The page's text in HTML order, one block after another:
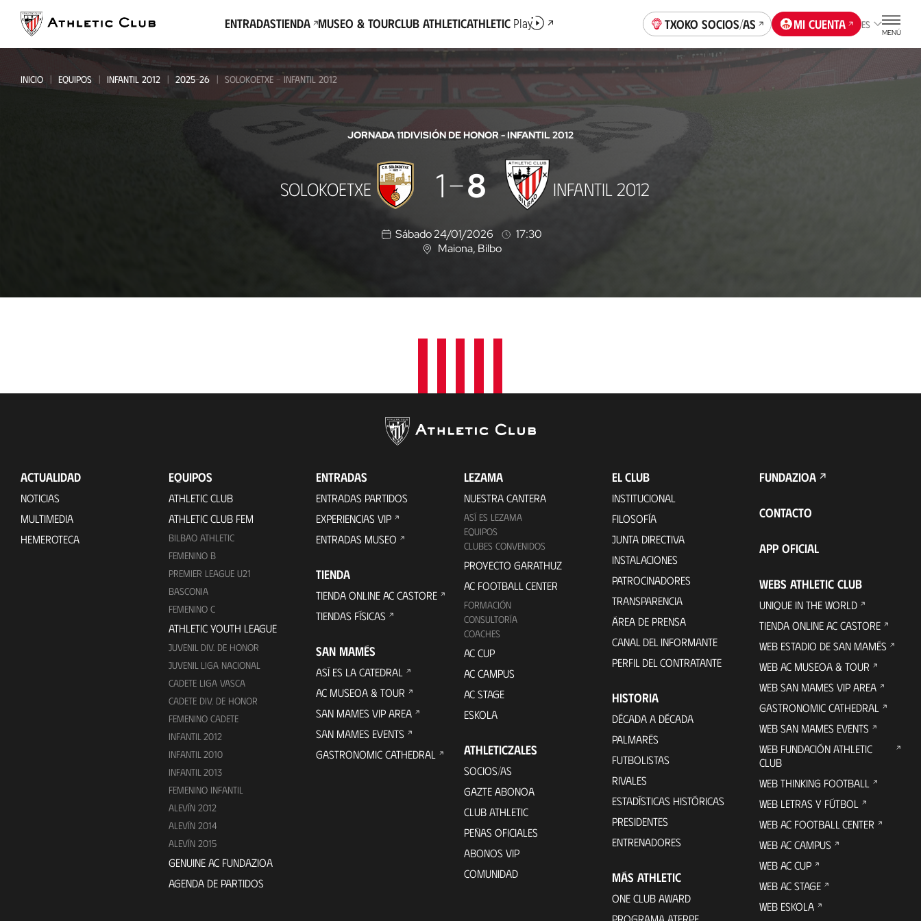
contenido
principal
EntradasTienda Museo & TourClub AthleticAthletic Play Txoko socios/as Mi cuenta ES
MENÚ
INICIO EQUIPOS INFANTIL 2012 2025-26 SOLOKOETXE - INFANTIL 2012
JORNADA 11DIVISIÓN DE HONOR - INFANTIL 2012
SOLOKOETXE 1 8 INFANTIL 2012
Sábado 24/01/2026
17:30
U
c
i
Maiona, Bilbo
ACTUALIDAD
NOTICIAS
MULTIMEDIA
HEMEROTECA
EQUIPOS
ATHLETIC CLUB
ATHLETIC CLUB FEM
BILBAO ATHLETIC
FEMENINO B
PREMIER LEAGUE U21
BASCONIA
FEMENINO C
ATHLETIC YOUTH LEAGUE
JUVENIL DIV. DE HONOR
JUVENIL LIGA NACIONAL
CADETE LIGA VASCA
CADETE DIV. DE HONOR
FEMENINO CADETE
INFANTIL 2012
INFANTIL 2010
INFANTIL 2013
FEMENINO INFANTIL
ALEVÍN 2012
ALEVÍN 2014
ALEVÍN 2015
GENUINE AC FUNDAZIOA
AGENDA DE PARTIDOS
ENTRADAS
ENTRADAS PARTIDOS
EXPERIENCIAS VIP
ENTRADAS MUSEO
TIENDA
TIENDA ONLINE AC CASTORE
TIENDAS FÍSICAS
SAN MAMÉS
ASÍ ES LA CATEDRAL
AC MUSEOA & TOUR
SAN MAMES VIP AREA
SAN MAMES EVENTS
GASTRONOMIC CATHEDRAL
LEZAMA
NUESTRA CANTERA
ASÍ ES LEZAMA
EQUIPOS
CLUBES CONVENIDOS
PROYECTO GARATHUZ
AC FOOTBALL CENTER
FORMACIÓN
CONSULTORÍA
COACHES
AC CUP
AC CAMPUS
AC STAGE
ESKOLA
ATHLETICZALES
SOCIOS/AS
GAZTE ABONOA
CLUB ATHLETIC
PEÑAS OFICIALES
ABONOS VIP
COMUNIDAD
EL CLUB
INSTITUCIONAL
FILOSOFÍA
JUNTA DIRECTIVA
INSTALACIONES
PATROCINADORES
TRANSPARENCIA
ÁREA DE PRENSA
CANAL DEL INFORMANTE
PERFIL DEL CONTRATANTE
HISTORIA
DÉCADA A DÉCADA
PALMARÉS
FUTBOLISTAS
RIVALES
ESTADÍSTICAS HISTÓRICAS
PRESIDENTES
ENTRENADORES
MÁS ATHLETIC
ONE CLUB AWARD
FUNDAZIOA
CONTACTO
APP OFICIAL
WEBS ATHLETIC CLUB
UNIQUE IN THE WORLD
TIENDA ONLINE AC CASTORE
WEB ESTADIO DE SAN MAMÉS
WEB AC MUSEOA & TOUR
WEB SAN MAMES VIP AREA
GASTRONOMIC CATHEDRAL
WEB SAN MAMES EVENTS
WEB FUNDACIÓN ATHLETIC
CLUB
WEB THINKING FOOTBALL
WEB LETRAS Y FÚTBOL
WEB AC FOOTBALL CENTER
WEB AC CAMPUS
WEB AC CUP
WEB AC STAGE
WEB ESKOLA